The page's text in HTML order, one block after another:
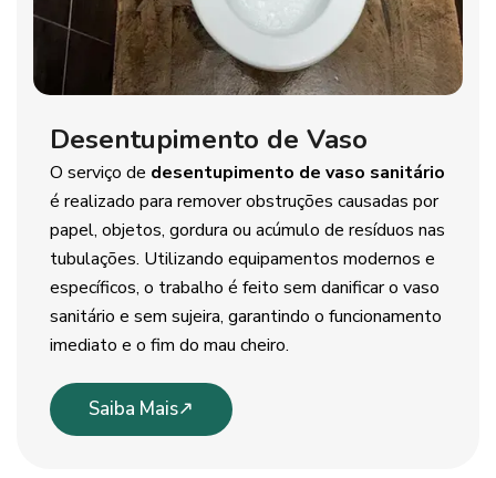
Desentupimento de Vaso
O serviço de desentupimento de vaso sanitário
é realizado para remover obstruções causadas por
papel, objetos, gordura ou acúmulo de resíduos nas
tubulações. Utilizando equipamentos modernos e
específicos, o trabalho é feito sem danificar o vaso
sanitário e sem sujeira, garantindo o funcionamento
imediato e o fim do mau cheiro.
Saiba Mais